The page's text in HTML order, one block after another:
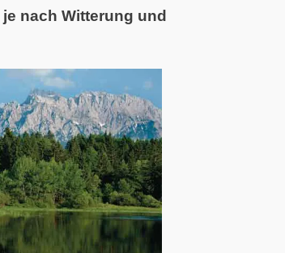
nach Witterung und